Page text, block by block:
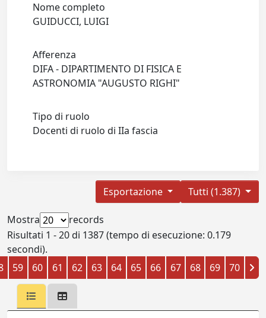
Nome completo
GUIDUCCI, LUIGI
Afferenza
DIFA - DIPARTIMENTO DI FISICA E
ASTRONOMIA "AUGUSTO RIGHI"
Tipo di ruolo
Docenti di ruolo di IIa fascia
Tutti (1.387)
Esportazione
Mostra
records
Risultati 1 - 20 di 1387 (tempo di esecuzione: 0.179
secondi).
59 60 61 62 63 64 65 66 67 68 69 70